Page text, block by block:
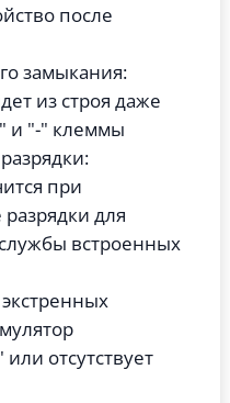
после
замыкания:
из строя даже
и "-" клеммы
при
для
встроенных
отсутствует